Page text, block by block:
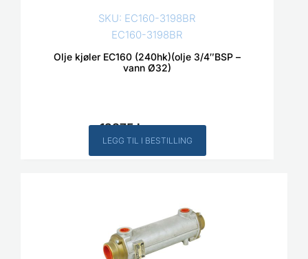
SKU: EC160-3198BR
EC160-3198BR
Olje kjøler EC160 (240hk)(olje 3/4″BSP –
vann Ø32)
12875kr Inkl. MVA
LEGG TIL I BESTILLING